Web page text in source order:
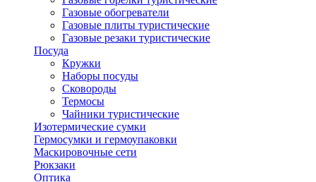
Газовые обогреватели
Газовые плиты туристические
Газовые резаки туристические
Посуда
Кружки
Наборы посуды
Сковороды
Термосы
Чайники туристические
Изотермические сумки
Гермосумки и гермоупаковки
Маскировочные сети
Рюкзаки
Оптика